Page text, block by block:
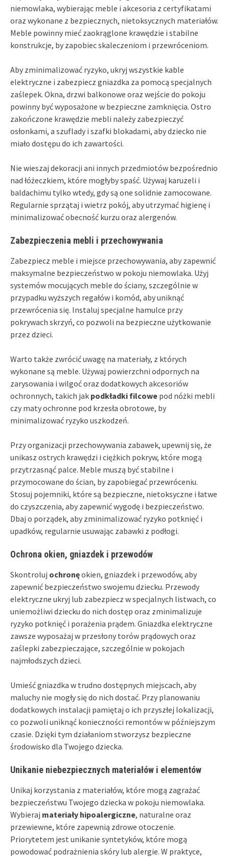
niemowlaka, wybierając meble i akcesoria z certyfikatami
oraz wykonane z bezpiecznych, nietoksycznych materiałów.
Meble powinny mieć zaokrąglone krawędzie i stabilne
konstrukcje, by zapobiec skaleczeniom i przewróceniom.
Aby zminimalizować ryzyko, ukryj wszystkie kable
elektryczne i zabezpiecz gniazdka za pomocą specjalnych
zaślepek. Okna, drzwi balkonowe oraz wejście do pokoju
powinny być wyposażone w bezpieczne zamknięcia. Ostro
zakończone krawędzie mebli należy zabezpieczyć
osłonkami, a szuflady i szafki blokadami, aby dziecko nie
miało dostępu do ich zawartości.
Nie wieszaj dekoracji ani innych przedmiotów bezpośrednio
nad łóżeczkiem, które mogłyby spaść. Używaj karuzeli i
baldachimu tylko wtedy, gdy są one solidnie zamocowane.
Regularnie sprzątaj i wietrz pokój, aby utrzymać higienę i
minimalizować obecność kurzu oraz alergenów.
Zabezpieczenia mebli i przechowywania
Zabezpiecz meble i miejsce przechowywania, aby zapewnić
maksymalne bezpieczeństwo w pokoju niemowlaka. Użyj
systemów mocujących meble do ściany, szczególnie w
przypadku wyższych regałów i komód, aby uniknąć
przewrócenia się. Instaluj specjalne hamulce przy
pokrywach skrzyń, co pozwoli na bezpieczne użytkowanie
przez dzieci.
Warto także zwrócić uwagę na materiały, z których
wykonane są meble. Używaj powierzchni odpornych na
zarysowania i wilgoć oraz dodatkowych akcesoriów
ochronnych, takich jak podkładki filcowe pod nóżki mebli
czy maty ochronne pod krzesła obrotowe, by
minimalizować ryzyko uszkodzeń.
Przy organizacji przechowywania zabawek, upewnij się, że
unikasz ostrych krawędzi i ciężkich pokryw, które mogą
przytrzasnąć palce. Meble muszą być stabilne i
przymocowane do ścian, by zapobiegać przewróceniu.
Stosuj pojemniki, które są bezpieczne, nietoksyczne i łatwe
do czyszczenia, aby zapewnić wygodę i bezpieczeństwo.
Dbaj o porządek, aby zminimalizować ryzyko potknięć i
upadków, regularnie usuwając zabawki z podłogi.
Ochrona okien, gniazdek i przewodów
Skontroluj ochronęokien, gniazdek i przewodów, aby
zapewnić bezpieczeństwo swojemu dziecku. Przewody
elektryczne ukryj lub zabezpiecz w specjalnych listwach, co
uniemożliwi dziecku do nich dostęp oraz zminimalizuje
ryzyko potknięć i porażenia prądem. Gniazdka elektryczne
zawsze wyposażaj w przesłony torów prądowych oraz
zaślepki zabezpieczające, szczególnie w pokojach
najmłodszych dzieci.
Umieść gniazdka w trudno dostępnych miejscach, aby
maluchy nie mogły się do nich dostać. Przy planowaniu
dodatkowych instalacji pamiętaj o ich przyszłej lokalizacji,
co pozwoli uniknąć konieczności remontów w późniejszym
czasie. Dzięki tym działaniom stworzysz bezpieczne
środowisko dla Twojego dziecka.
Unikanie niebezpiecznych materiałów i elementów
Unikaj korzystania z materiałów, które mogą zagrażać
bezpieczeństwu Twojego dziecka w pokoju niemowlaka.
Wybieraj materiały hipoalergiczne, naturalne oraz
przewiewne, które zapewnią zdrowe otoczenie.
Priorytetem jest unikanie syntetyków, które mogą
powodować podrażnienia skóry lub alergie. W praktyce,